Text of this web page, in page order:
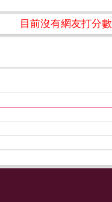
目前沒有網友打分數